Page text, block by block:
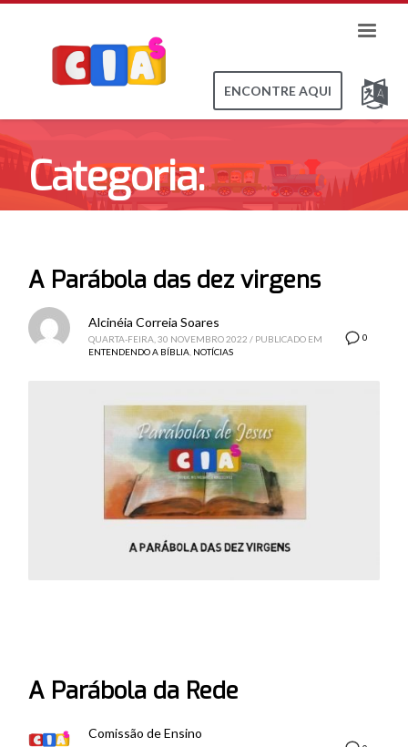
ENCONTRE AQUI
Categoria:
A Parábola das dez virgens
0
Alcinéia Correia Soares
QUARTA-FEIRA, 30 NOVEMBRO 2022 / PUBLICADO EM
ENTENDENDO A BÍBLIA, NOTÍCIAS
A Parábola da Rede
Comissão de Ensino